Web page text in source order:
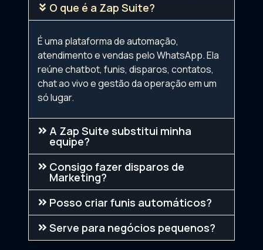
O que é a Zap Suite?
É uma plataforma de automação,
atendimento e vendas pelo WhatsApp. Ela
reúne chatbot, funis, disparos, contatos,
chat ao vivo e gestão da operação em um
só lugar.
A Zap Suite substitui minha
equipe?
Consigo fazer disparos de
Marketing?
Posso criar funis automáticos?
Serve para negócios pequenos?